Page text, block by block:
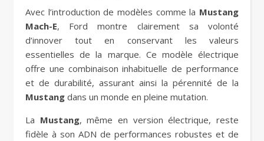
Avec l’introduction de modèles comme la Mustang
Mach-E, Ford montre clairement sa volonté
d’innover tout en conservant les valeurs
essentielles de la marque. Ce modèle électrique
offre une combinaison inhabituelle de performance
et de durabilité, assurant ainsi la pérennité de la
Mustang dans un monde en pleine mutation.
La Mustang, même en version électrique, reste
fidèle à son ADN de performances robustes et de